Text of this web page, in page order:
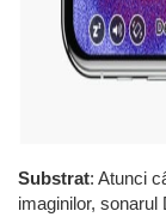
Substrat: Atunci
imaginilor,